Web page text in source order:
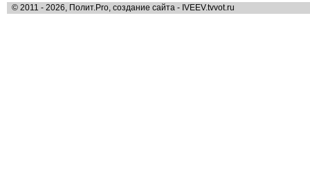
© 2011 - 2026, Полит.Pro, создание сайта - IVEEV.tvvot.ru